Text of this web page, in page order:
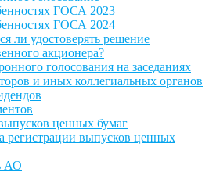
ГОСА 2023
ГОСА 2024
ли удостоверять решение
акционера?
голосования на заседаниях
и иных коллегиальных органов
ценных бумаг
регистрации выпусков ценных
АО